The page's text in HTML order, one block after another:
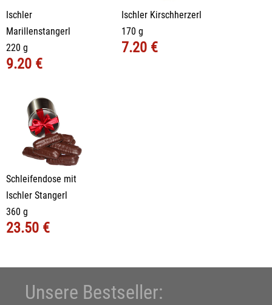
Ischler
Marillenstangerl
220 g
9.20 €
Ischler Kirschherzerl
170 g
7.20 €
Schleifendose mit
Ischler Stangerl
360 g
23.50 €
Unsere Bestseller: